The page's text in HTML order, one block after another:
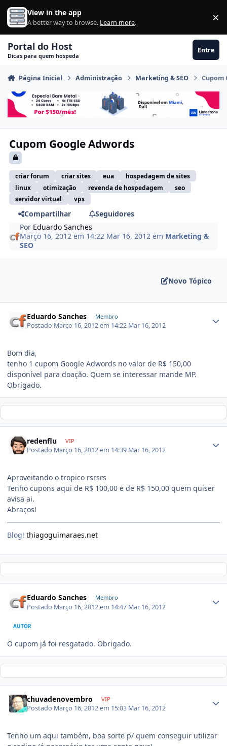
Ir para conteúdo
View in the app
A better way to browse. Learn more. ×
Portal do Host
Dicas para quem hospeda
Entre
Página Inicial Administração Marketing & SEO Cupom
Cupom Google Adwords
criar forum criar sites eua
hospedagem de sites
linux
otimização revenda de hospedagem
seo
servidor virtual
vps
Compartilhar
Seguidores
Por Eduardo Sanches
Março 16, 2012 em 14:22 Mar 16, 2012 em Marketing &
SEO
Novo Tópico
Eduardo Sanches Membro
Postado Março 16, 2012 em 14:22 Mar 16, 2012
Bom dia,
tenho 1 cupom Google Adwords no valor de R$ 150,00
disponível para doação. Quem se interessar mande MP.
Obrigado.
redenflu VIP
Postado Março 16, 2012 em 14:39 Mar 16, 2012
Aproveitando o tropico rsrsrs
Tenho cupons aqui de R$ 100,00 e de R$ 150,00 quem quiser
avisa ai.
Abraços!
Blog! thiagoguimaraes.net
Eduardo Sanches Membro
Postado Março 16, 2012 em 14:47 Mar 16, 2012
AUTOR
O cupom já foi resgatado. Obrigado.
chuvadenovembro VIP
Postado Março 16, 2012 em 15:03 Mar 16, 2012
Tenho um aqui também, boa sorte p/ quem conseguir utilizar